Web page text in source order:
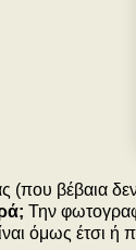
(που βέβαια
Την
όμως έτσι ή